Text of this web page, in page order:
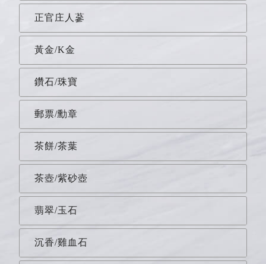
正官庄人蔘
黃金/K金
鑽石/珠寶
郵票/勳章
茶餅/茶葉
茶壺/紫砂壺
翡翠/玉石
沉香/雞血石